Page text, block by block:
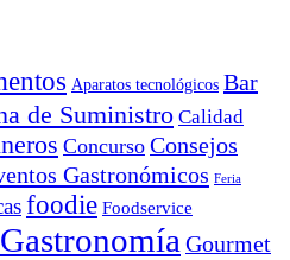
Aparatos tecnológicos Bar
de Suministro Calidad
Concurso Consejos
Gastronómicos Feria
foodie Foodservice
Gastronomía Gourmet